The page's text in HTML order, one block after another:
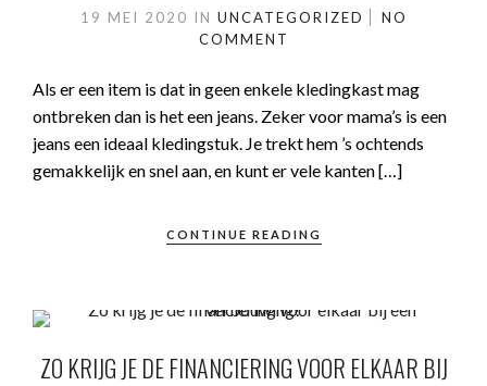
19 MEI 2020 IN UNCATEGORIZED
NO
COMMENT
Als er een item is dat in geen enkele kledingkast mag
ontbreken dan is het een jeans. Zeker voor mama’s is een
jeans een ideaal kledingstuk. Je trekt hem ’s ochtends
gemakkelijk en snel aan, en kunt er vele kanten […]
CONTINUE READING
ZO KRIJG JE DE FINANCIERING VOOR ELKAAR BIJ